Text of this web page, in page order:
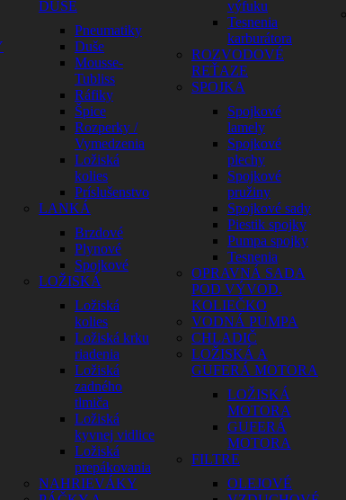
DUŠE
Pneumatiky
Duše
Mousse-
Tubliss
Ráfiky
Špice
Rozperky /
Vymedzenia
Ložiská
kolies
Príslušenstvo
LANKÁ
Brzdové
Plynové
Spojkové
LOŽISKÁ
Ložiská
kolies
Ložiská krku
riadenia
Ložiská
zadného
tlmiča
Ložiská
kyvnej vidlice
Ložiská
prepákovania
NAHRIEVÁKY
výfuku
Tesnenia
karburátora
ROZVODOVÉ
REŤAZE
SPOJKA
Spojkové
lamely
Spojkové
plechy
Spojkové
pružiny
Spojkové sady
Piestik spojky
Pumpa spojky
Tesnenia
OPRAVNÁ SADA
POD VÝVOD.
KOLIEČKO
VODNÁ PUMPA
CHLADIČ
LOŽISKÁ A
GUFERÁ MOTORA
LOŽISKÁ
MOTORA
GUFERÁ
MOTORA
FILTRE
OLEJOVÉ